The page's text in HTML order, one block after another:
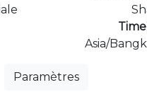
Asia/
Paramètres